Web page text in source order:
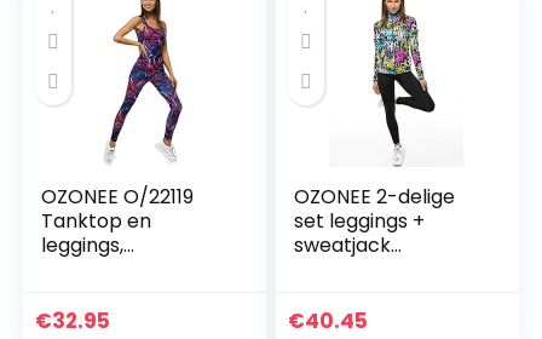
OZONEE O/22119
Tanktop en
leggings,
sportlegging,
€32.95
OZONEE 2-delige
set leggings +
sweatjack
joggingpak
€40.45